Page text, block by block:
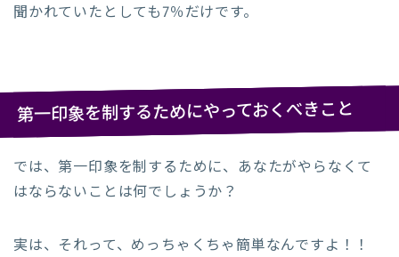
聞かれていたとしても7％だけです。
第一印象を制するためにやっておくべきこと
では、第一印象を制するために、あなたがやらなくて
はならないことは何でしょうか？
実は、それって、めっちゃくちゃ簡単なんですよ！！